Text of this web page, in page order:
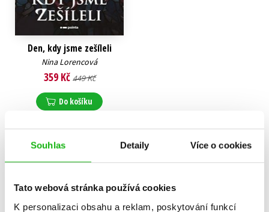
Souhlas Detaily Více o cookies
Tato webová stránka používá cookies
K personalizaci obsahu a reklam, poskytování funkcí
Den, kdy jsme zešíleli
Nina Lorencová
359 Kč 449 Kč
Do košíku
Zobrazuji 1 až 1 z celkem 1 záznamů
Předchozí 1 Další